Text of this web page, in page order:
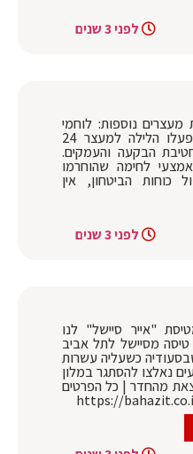
לפני 3 שנים
מעצרים נוספות: לוחמי
צה"ל, שב"כ ומג"ב פעלו הלילה למעצר 24
הבקעה והעמקים.
לחימה שהוחרמו
כוחות הביטחון, אין
לפני 3 שנים
"אייר סיישל" לנו
מסיישל לתל אביב
כשעליה עשרות
נאלצו להסתגר במלון
מהחדר | כל הפרטים